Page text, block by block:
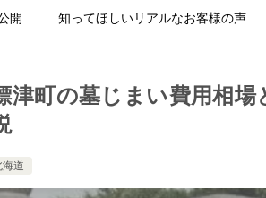
開 知ってほしいリアルなお客様の声
津町の墓じまい費用相
海道